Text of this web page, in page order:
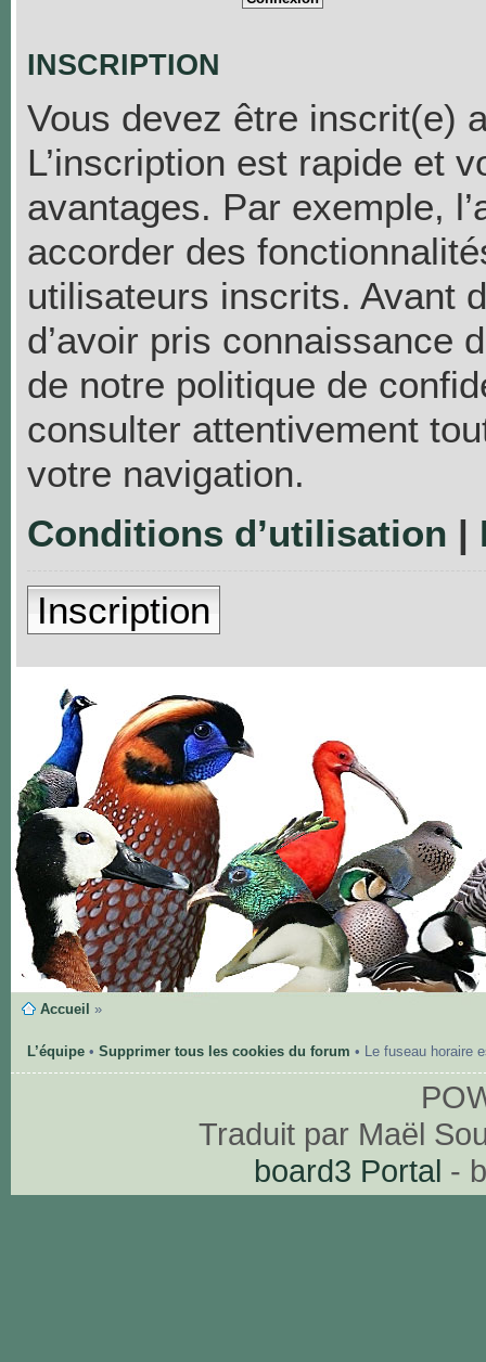
INSCRIPTION
Vous devez être inscrit(e)
L’inscription est rapide et
avantages. Par exemple,
accorder des
utilisateurs inscrits. Avant
d’avoir pris connaissance
de notre politique de
consulter attentivement
votre navigation.
Conditions d’utilisation |
Inscription
Accueil »
L’équipe• Supprimer tous les cookies du forum • Le fuseau horaire
Traduit par Maël
board3 Portal -